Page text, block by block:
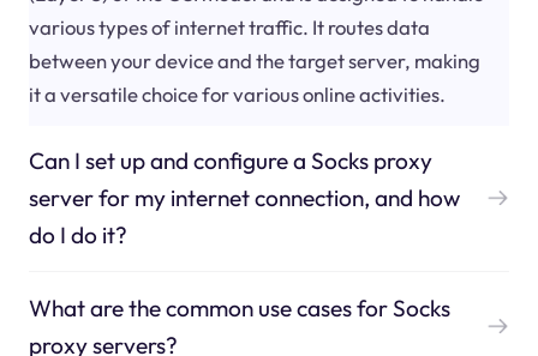
various types of internet traffic. It routes data
between your device and the target server, making
it a versatile choice for various online activities.
Can I set up and configure a Socks proxy
server for my internet connection, and how
do I do it?
What are the common use cases for Socks
proxy servers?